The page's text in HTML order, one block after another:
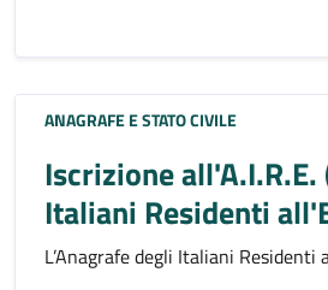
ANAGRAFE E STATO CIVILE
Iscrizione
Italiani Residenti
L’Anagrafe degli Italiani Residenti